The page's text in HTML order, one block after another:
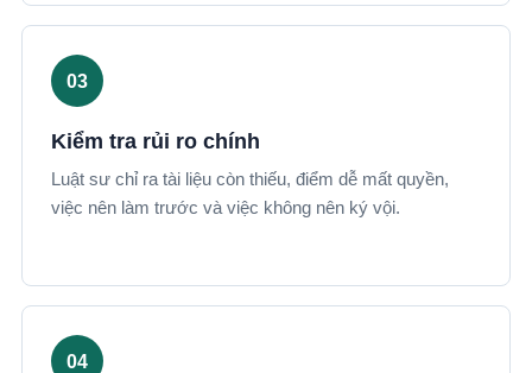
Kiểm tra rủi ro chính
Luật sư chỉ ra tài liệu còn thiếu, điểm dễ mất quyền,
việc nên làm trước và việc không nên ký vội.